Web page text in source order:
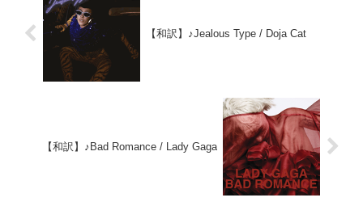
【和訳】♪Jealous Type / Doja Cat
【和訳】♪Bad Romance / Lady Gaga